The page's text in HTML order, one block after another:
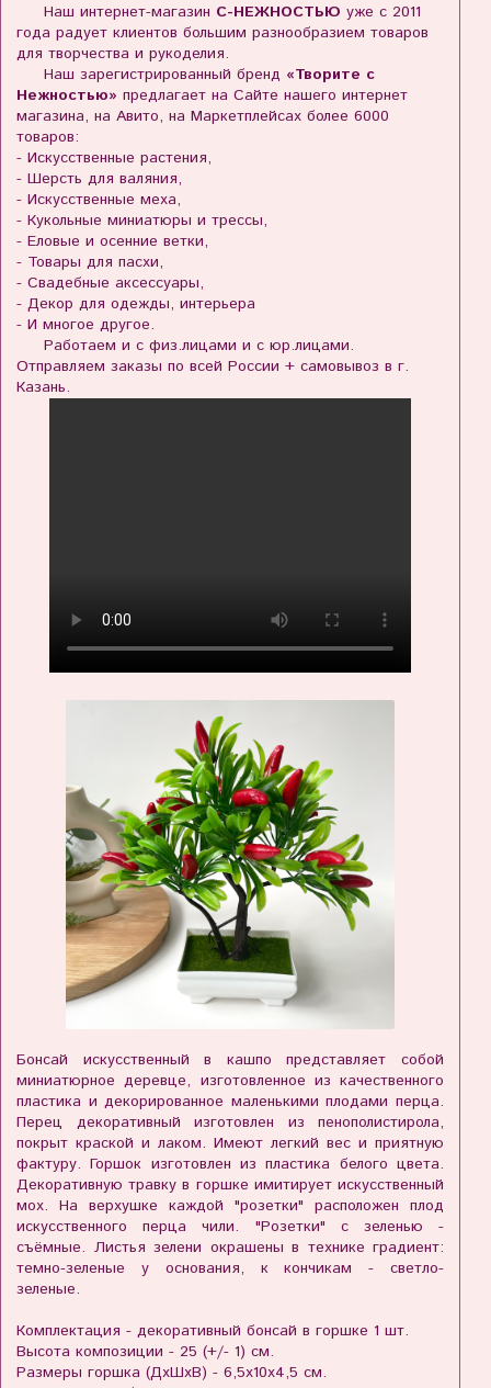
Наш интернет-магазин С-НЕЖНОСТЬЮ уже с 2011
года радует клиентов большим разнообразием товаров
для творчества и рукоделия.
Наш зарегистрированный бренд «Творите с
Нежностью» предлагает на Сайте нашего интернет
магазина, на Авито, на Маркетплейсах более 6000
товаров:
- Искусственные растения,
- Шерсть для валяния,
- Искусственные меха,
- Кукольные миниатюры и трессы,
- Еловые и осенние ветки,
- Товары для пасхи,
- Свадебные аксессуары,
- Декор для одежды, интерьера
- И многое другое.
Работаем и с физ.лицами и с юр.лицами.
Отправляем заказы по всей России + самовывоз в г.
Казань.
Бонсай искусственный в кашпо представляет собой
миниатюрное деревце, изготовленное из качественного
пластика и декорированное маленькими плодами перца.
Перец декоративный изготовлен из пенополистирола,
покрыт краской и лаком. Имеют легкий вес и приятную
фактуру. Горшок изготовлен из пластика белого цвета.
Декоративную травку в горшке имитирует искусственный
мох. На верхушке каждой "розетки" расположен плод
искусственного перца чили. "Розетки" с зеленью -
съёмные. Листья зелени окрашены в технике градиент:
темно-зеленые у основания, к кончикам - светло-
зеленые.
Комплектация - декоративный бонсай в горшке 1 шт.
Высота композиции - 25 (+/- 1) см.
Размеры горшка (ДхШхВ) - 6,5х10х4,5 см.